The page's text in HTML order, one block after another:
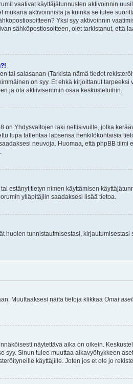
vaativat käyttäjätunnusten aktivoinnin
aktivoinnista ja kuinka se tulee
Yksi syy aktivoinnin
sähköpostiosoitteen, olet tarkistanut, että
tai salasanan (Tarkista nämä tiedot
on syy. Et ehkä kirjoittanut
ja ota aktiivisemmin osaa keskusteluihin.
on Yhdysvaltojen laki nettisivuille, jotka
lupa tallentaa lapsensa henkilökohtaisia
neuvoja. Huomaa, että phpBB
estänyt tietyn nimen käyttämisen
ylläpitäjiin saadaksesi lisää tietoa.
huolen tunnistautmisestasi,
Muuttaaksesi näitä tietoja klikkaa Omat
näytettävä aika on oikein.
syy. Sinun tulee muuttaa aikavyöhykkeen
käyttäjille. Joten jos et ole jo